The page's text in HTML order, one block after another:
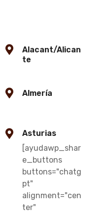
Alacant/Alican
te
Almería
Asturias
[ayudawp_shar
e_buttons
buttons="chatg
pt"
alignment="cen
ter"